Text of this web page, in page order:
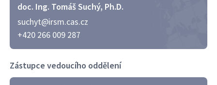
doc. Ing. Tomáš Suchý, Ph.D.
suchyt@irsm.cas.cz
+420 266 009 287
Zástupce vedoucího oddělení